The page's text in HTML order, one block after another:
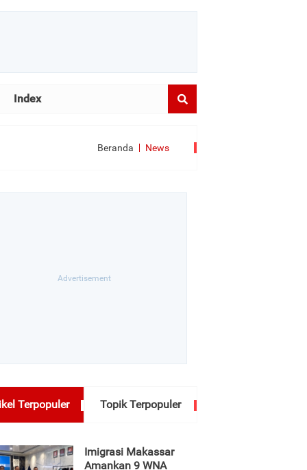
Index
Beranda News
Terpopuler Topik Terpopuler
Imigrasi Makassar
Amankan 9 WNA